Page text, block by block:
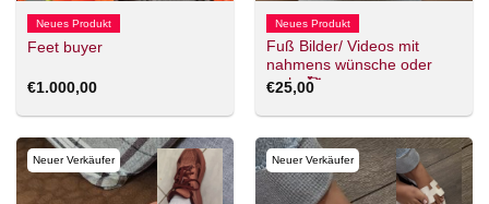
Neues Produkt
Feet buyer
€1.000,00
Neues Produkt
Fuß Bilder/ Videos mit
nahmens wünsche oder
mehr 🥰
€25,00
Neuer Verkäufer Neuer Verkäufer